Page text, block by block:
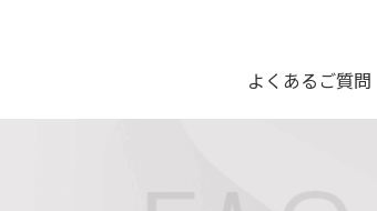
よくあるご質問